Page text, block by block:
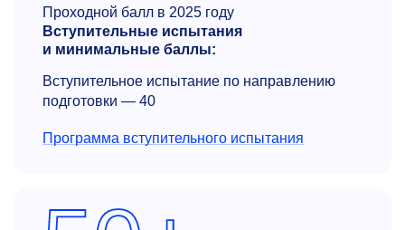
Проходной балл в 2025 году
Вступительные испытания
и минимальные баллы:
Вступительное испытание по направлению
подготовки — 40
Программа вступительного испытания